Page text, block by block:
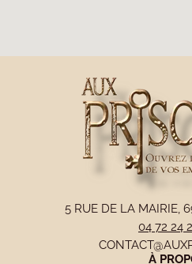
5 RUE DE LA MAIRIE,
04 72 24
À